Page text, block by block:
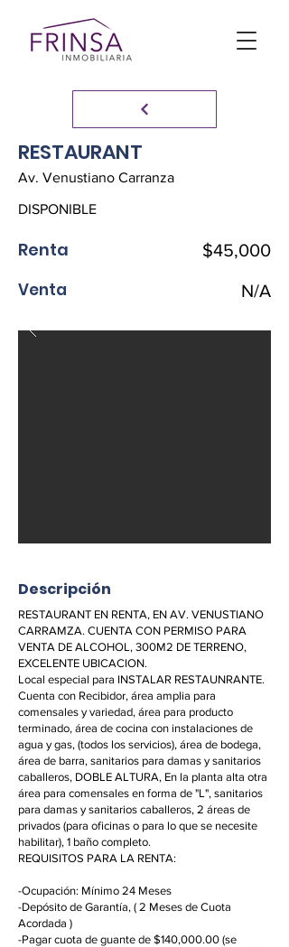
RESTAURANT
Av. Venustiano Carranza
DISPONIBLE
$45,000
Renta
N/A
Venta
Descripción
RESTAURANT EN RENTA, EN AV. VENUSTIANO
CARRAMZA. CUENTA CON PERMISO PARA
VENTA DE ALCOHOL, 300M2 DE TERRENO,
EXCELENTE UBICACION.
Local especial para INSTALAR RESTAUNRANTE.
Cuenta con Recibidor, área amplia para
comensales y variedad, área para producto
terminado, área de cocina con instalaciones de
agua y gas, (todos los servicios), área de bodega,
área de barra, sanitarios para damas y sanitarios
caballeros, DOBLE ALTURA, En la planta alta otra
área para comensales en forma de "L", sanitarios
para damas y sanitarios caballeros, 2 áreas de
privados (para oficinas o para lo que se necesite
habilitar), 1 baño completo.
REQUISITOS PARA LA RENTA:
-Ocupación: Mínimo 24 Meses
-Depósito de Garantía, ( 2 Meses de Cuota
Acordada )
-Pagar cuota de guante de $140,000.00 (se